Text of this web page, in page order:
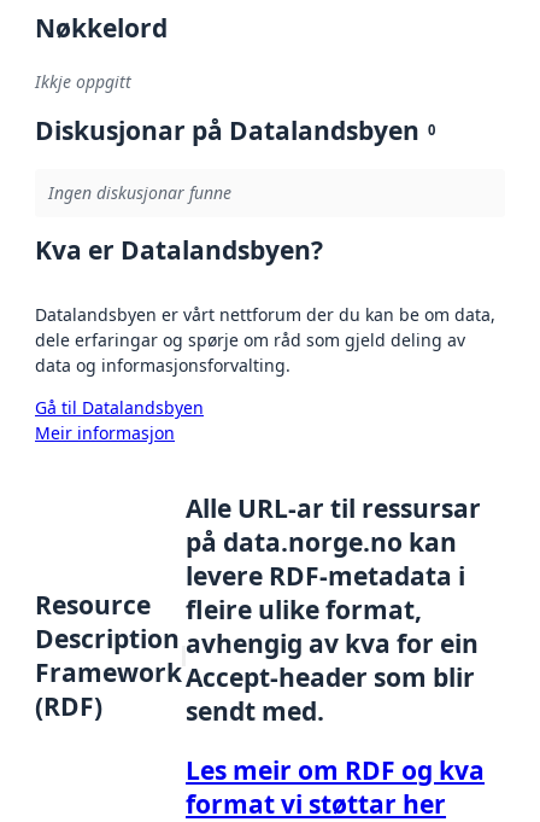
Nøkkelord
Ikkje oppgitt
Diskusjonar på Datalandsbyen 0
Ingen diskusjonar funne
Kva er Datalandsbyen?
Datalandsbyen er vårt nettforum der du kan be om data,
dele erfaringar og spørje om råd som gjeld deling av
data og informasjonsforvalting.
Gå til Datalandsbyen
Meir informasjon
Resource
Description
Framework
(RDF)
Alle URL-ar til ressursar
på data.norge.no kan
levere RDF-metadata i
fleire ulike format,
avhengig av kva for ein
Accept-header som blir
sendt med.
Les meir om RDF og kva
format vi støttar her